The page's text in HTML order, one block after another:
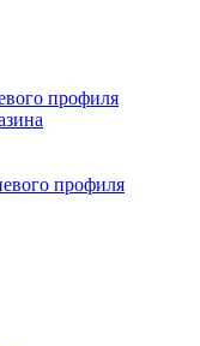
профиля
профиля